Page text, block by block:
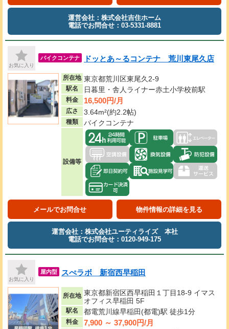
運営会社：株式会社吉住ホーム
電話でお問合せ：03-5331-8881
お気に入り
バイクコンテナ ドッとあ～るコンテナ 荒川東尾久店
所在地 東京都荒川区東尾久2-9
駅名 日暮里・舎人ライナー赤土小学校前駅
料金 16,500円/月
広さ 3.64m²(約2.2帖)
種類 バイクコンテナ
設備等
メールでお問合せ 物件情報の詳細を見る
運営会社：株式会社ユーティライズ 本社
電話でお問合せ：0120-949-175
お気に入り
屋内型 スぺラボ 新宿西早稲田
所在地 東京都新宿区西早稲田１丁目18-9 イマス
オフィス早稲田 5F
駅名 都電荒川線早稲田(都電)駅 徒歩1分
料金 7,900 ～ 37,900円/月